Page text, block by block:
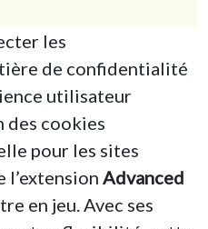
les
de confidentialité
utilisateur
des cookies
pour les sites
l’extension Advanced
en jeu. Avec ses